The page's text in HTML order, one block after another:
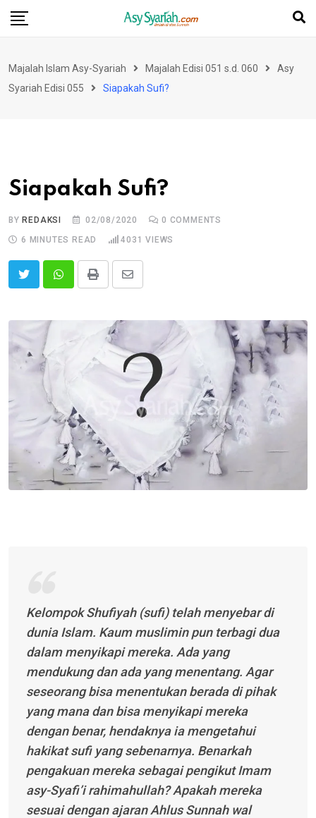
Skip
Majalah Islam Asy-Syariah Majalah Edisi 051 s.d. 060
Asy
Syariah Edisi 055
Siapakah Sufi?
Siapakah Sufi?
BYREDAKSI 02/08/2020 0 COMMENTS
6 MINUTES READ
4031 VIEWS
Print
Share
Email
Kelompok Shufiyah (sufi) telah menyebar di
dunia Islam. Kaum muslimin pun terbagi dua
dalam menyikapi mereka. Ada yang
mendukung dan ada yang menentang. Agar
seseorang bisa menentukan berada di pihak
yang mana dan bisa menyikapi mereka
dengan benar, hendaknya ia mengetahui
hakikat sufi yang sebenarnya. Benarkah
pengakuan mereka sebagai pengikut Imam
asy-Syafi’irahimahullah? Apakah mereka
sesuai dengan ajaran Ahlus Sunnah wal